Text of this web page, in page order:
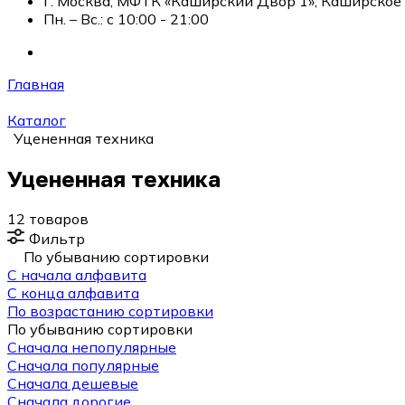
Пн. – Вс.: с 10:00 - 21:00
Главная
Каталог
Уцененная техника
Уцененная техника
12 товаров
Фильтр
По убыванию сортировки
С начала алфавита
С конца алфавита
По возрастанию сортировки
По убыванию сортировки
Сначала непопулярные
Сначала популярные
Сначала дешевые
Сначала дорогие